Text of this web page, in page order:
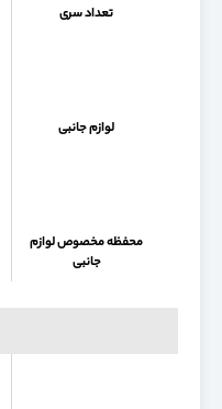
تعداد سری
لوازم جانبی
محفظه مخصوص لوازم
جانبی